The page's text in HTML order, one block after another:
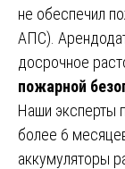
не обеспечил
АПС).
досрочное
пожарной
Наши эксперты
более 6
аккумуляторы